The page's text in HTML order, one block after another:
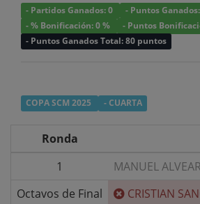
- Partidos Ganados: 0
- Puntos
- % Bonificación: 0 %
- Puntos
- Puntos Ganados Total: 80 puntos
COPA SCM 2025 - CUARTA
Ronda
1
MANUEL
Octavos de Final
CRISTIAN